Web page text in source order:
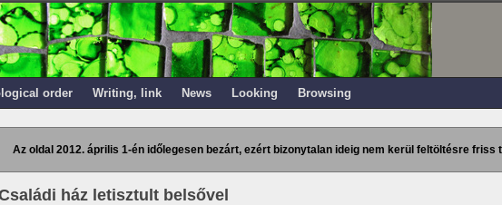
order Writing, link News Looking Browsing
Az oldal 2012. április 1-én időlegesen bezárt, ezért bizonytalan ideig nem kerül feltöltésre friss
ház letisztult belsővel